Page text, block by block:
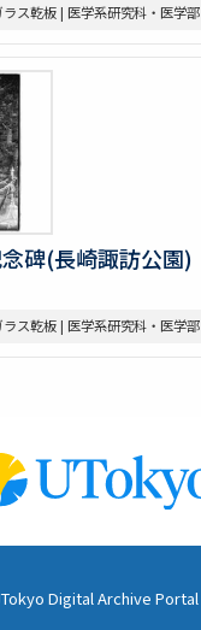
ス乾板 | 医学系研究科・医学部
碑(長崎諏訪公園)
ス乾板 | 医学系研究科・医学部
Digital Archive Portal